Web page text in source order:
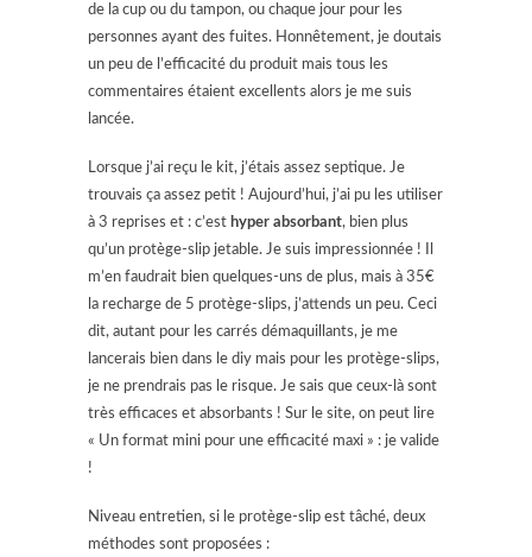
de la cup ou du tampon, ou chaque jour pour les
personnes ayant des fuites. Honnêtement, je doutais
un peu de l’efficacité du produit mais tous les
commentaires étaient excellents alors je me suis
lancée.
Lorsque j’ai reçu le kit, j’étais assez septique. Je
trouvais ça assez petit ! Aujourd’hui, j’ai pu les utiliser
à 3 reprises et : c’est hyper absorbant, bien plus
qu’un protège-slip jetable. Je suis impressionnée ! Il
m’en faudrait bien quelques-uns de plus, mais à 35€
la recharge de 5 protège-slips, j’attends un peu. Ceci
dit, autant pour les carrés démaquillants, je me
lancerais bien dans le diy mais pour les protège-slips,
je ne prendrais pas le risque. Je sais que ceux-là sont
très efficaces et absorbants ! Sur le site, on peut lire
« Un format mini pour une efficacité maxi » : je valide
!
Niveau entretien, si le protège-slip est tâché, deux
méthodes sont proposées :